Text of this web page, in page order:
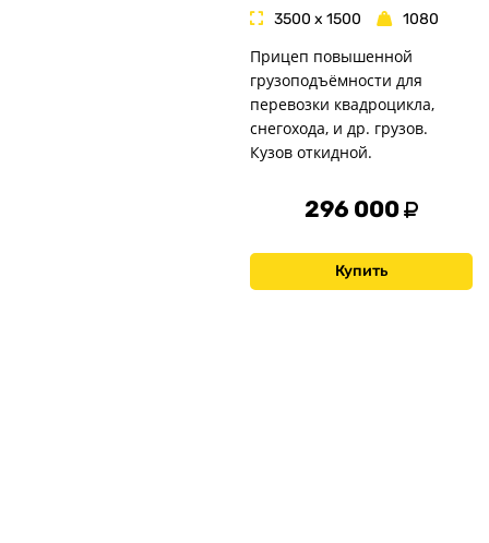
3500 x 1500 1080
Прицеп повышенной
грузоподъёмности для
перевозки квадроцикла,
снегохода, и др. грузов.
Кузов откидной.
296 000
Купить